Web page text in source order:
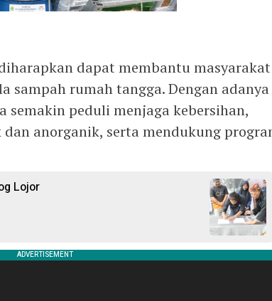
dapat membantu masyarakat
sampah rumah tangga. Dengan adanya
peduli menjaga kebersihan,
anorganik, serta mendukung
Lojor